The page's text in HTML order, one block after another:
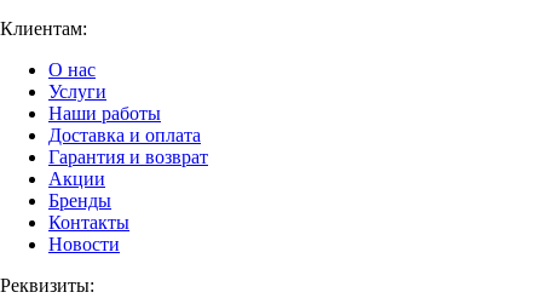
Клиентам:
О нас
Услуги
Наши работы
Доставка и оплата
Гарантия и возврат
Акции
Бренды
Контакты
Новости
Реквизиты: